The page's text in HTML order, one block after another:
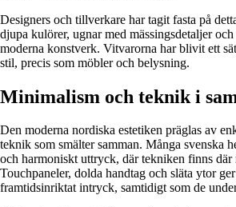
Designers och tillverkare har tagit fasta på
djupa kulörer, ugnar med mässingsdetaljer
moderna konstverk. Vitvarorna har blivit ett
stil, precis som möbler och belysning.
Minimalism och teknik i
Den moderna nordiska estetiken präglas av
teknik som smälter samman. Många svenska
och harmoniskt uttryck, där tekniken finns där
Touchpaneler, dolda handtag och släta ytor
framtidsinriktat intryck, samtidigt som de